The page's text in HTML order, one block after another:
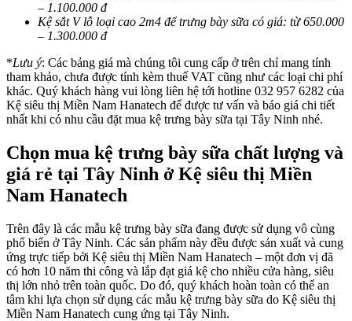
– 1.100.000 đ
Kệ sắt V lỗ loại cao 2m4 để trưng bày sữa có giá: từ 650.000
– 1.300.000 đ
*Lưu ý: Các bảng giá mà chúng tôi cung cấp ở trên chỉ mang tính
tham khảo, chưa được tính kèm thuế VAT cũng như các loại chi phí
khác. Quý khách hàng vui lòng liên hệ tới hotline 032 957 6282 của
Kệ siêu thị Miền Nam Hanatech để được tư vấn và báo giá chi tiết
nhất khi có nhu cầu đặt mua kệ trưng bày sữa tại Tây Ninh nhé.
Chọn mua kệ trưng bày sữa chất lượng và
giá rẻ tại Tây Ninh ở Kệ siêu thị Miền
Nam Hanatech
Trên đây là các mẫu kệ trưng bày sữa đang được sử dụng vô cùng
phổ biến ở Tây Ninh. Các sản phẩm này đều được sản xuất và cung
ứng trực tiếp bởi Kệ siêu thị Miền Nam Hanatech – một đơn vị đã
có hơn 10 năm thi công và lắp đạt giá kệ cho nhiều cửa hàng, siêu
thị lớn nhỏ trên toàn quốc. Do đó, quý khách hoàn toàn có thể an
tâm khi lựa chọn sử dụng các mẫu kệ trưng bày sữa do Kệ siêu thị
Miền Nam Hanatech cung ứng tại Tây Ninh.